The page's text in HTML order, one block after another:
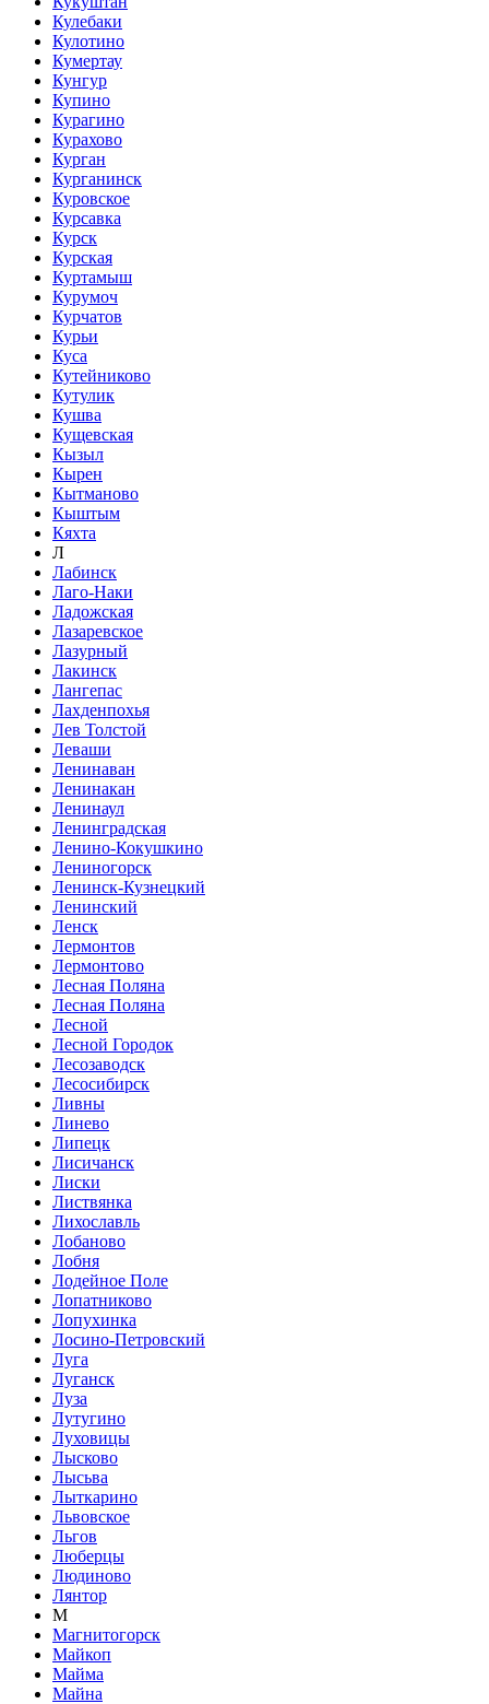
Кулебаки
Кулотино
Кумертау
Кунгур
Купино
Курагино
Курахово
Курган
Курганинск
Куровское
Курсавка
Курск
Курская
Куртамыш
Курумоч
Курчатов
Курьи
Куса
Кутейниково
Кутулик
Кушва
Кущевская
Кызыл
Кырен
Кытманово
Кыштым
Кяхта
Л
Лабинск
Лаго-Наки
Ладожская
Лазаревское
Лазурный
Лакинск
Лангепас
Лахденпохья
Лев Толстой
Леваши
Ленинаван
Ленинакан
Ленинаул
Ленинградская
Ленино-Кокушкино
Лениногорск
Ленинск-Кузнецкий
Ленинский
Ленск
Лермонтов
Лермонтово
Лесная Поляна
Лесная Поляна
Лесной
Лесной Городок
Лесозаводск
Лесосибирск
Ливны
Линево
Липецк
Лисичанск
Лиски
Листвянка
Лихославль
Лобаново
Лобня
Лодейное Поле
Лопатниково
Лопухинка
Лосино-Петровский
Луга
Луганск
Луза
Лутугино
Луховицы
Лысково
Лысьва
Лыткарино
Львовское
Льгов
Люберцы
Людиново
Лянтор
М
Магнитогорск
Майкоп
Майма
Майна